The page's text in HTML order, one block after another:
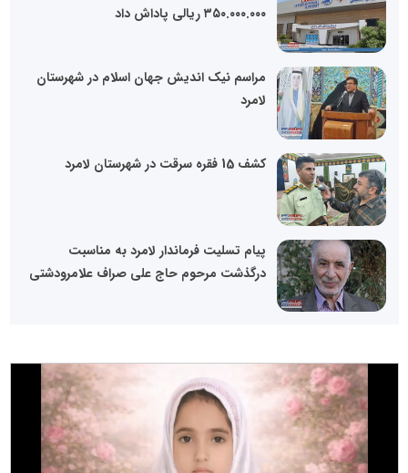
٣۵۰.۰۰۰.۰۰۰ ریالی پاداش داد
مراسم نیک اندیش جهان اسلام در شهرستان
لامرد
کشف 15 فقره سرقت در شهرستان لامرد
پیام تسلیت فرماندار لامرد به مناسبت
درگذشت مرحوم حاج علی صراف علامرودشتی